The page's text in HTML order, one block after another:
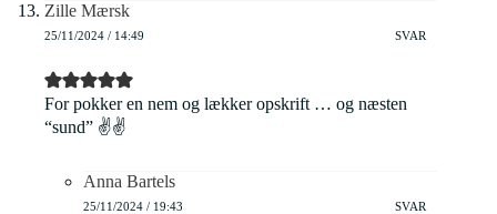
Zille Mærsk
25/11/2024 / 14:49 SVAR
For pokker en nem og lækker opskrift … og næsten
“sund” ✌️✌️
Anna Bartels
25/11/2024 / 19:43 SVAR